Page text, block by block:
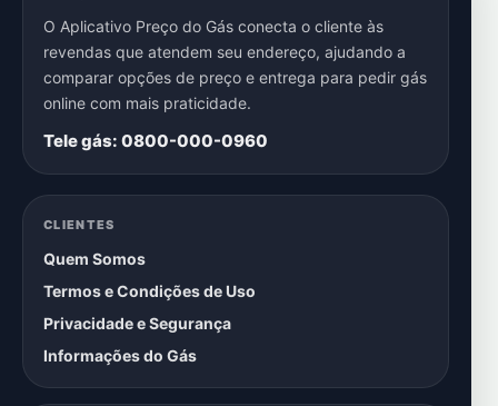
O Aplicativo Preço do Gás conecta o cliente às
revendas que atendem seu endereço, ajudando a
comparar opções de preço e entrega para pedir gás
online com mais praticidade.
Tele gás: 0800-000-0960
CLIENTES
Quem Somos
Termos e Condições de Uso
Privacidade e Segurança
Informações do Gás